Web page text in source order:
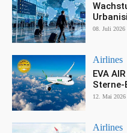
08. Juli 2026
Airlines
EVA
Sterne-
12. Mai 2026
Airlines